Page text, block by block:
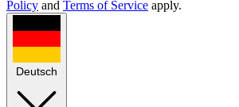
Policy and Terms of Service apply.
Deutsch